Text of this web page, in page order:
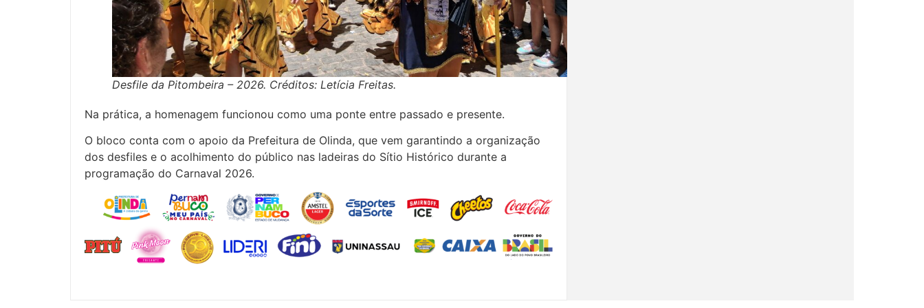
Desfile da Pitombeira – 2026. Créditos: Letícia Freitas.
Na prática, a homenagem funcionou como uma ponte entre passado e presente.
O bloco conta com o apoio da Prefeitura de Olinda, que vem garantindo a organização
dos desfiles e o acolhimento do público nas ladeiras do Sítio Histórico durante a
programação do Carnaval 2026.